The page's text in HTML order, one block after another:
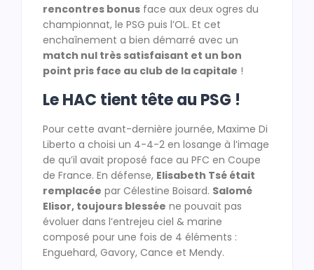
rencontres bonus face aux deux ogres du
championnat, le PSG puis l’OL. Et cet
enchaînement a bien démarré avec un
match nul très satisfaisant et un bon
point pris face au club de la capitale !
Le HAC tient tête au PSG !
Pour cette avant-dernière journée, Maxime Di
Liberto a choisi un 4-4-2 en losange à l’image
de qu’il avait proposé face au PFC en Coupe
de France. En défense, Elisabeth Tsé était
remplacée par Célestine Boisard. Salomé
Elisor, toujours blessée ne pouvait pas
évoluer dans l’entrejeu ciel & marine
composé pour une fois de 4 éléments :
Enguehard, Gavory, Cance et Mendy.